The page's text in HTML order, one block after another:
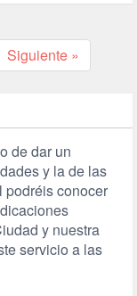
Siguiente »
de dar un
y la de las
podréis conocer
y nuestra
servicio a las